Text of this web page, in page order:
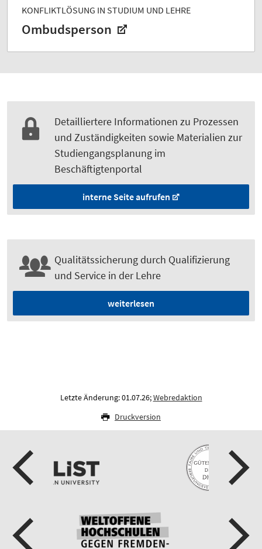
KONFLIKTLÖSUNG IN STUDIUM UND LEHRE
Ombudsperson
Detailliertere Informationen zu Prozessen
und Zuständigkeiten sowie Materialien zur
Studiengangsplanung im
Beschäftigtenportal
interne Seite aufrufen
Qualitätssicherung durch Qualifizierung
und Service in der Lehre
weiterlesen
Letzte Änderung: 01.07.26;Webredaktion
Druckversion